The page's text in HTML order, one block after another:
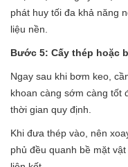
phát huy tối đa khả năng
liệu nền.
Bước 5: Cấy thép hoặc
Ngay sau khi bơm keo,
khoan càng sớm càng tốt
thời gian quy định.
Khi đưa thép vào, nên
phủ đều quanh bề mặt